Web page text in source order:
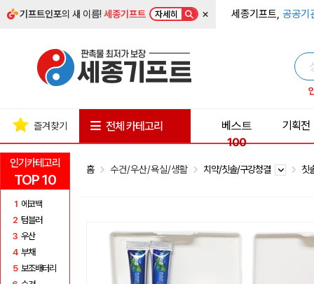
기프트인포의 새 이름!세종기프트 자세히 × 세종기프트, 공공기
인기카테고리
TOP 10
1 에코백
2 텀블러
3 우산
4 부채
5 보조배터리
즐겨찾기 전체 카테고리
베스트
100
기획전
홈 수건/우산/욕실/생활 치약/칫솔/구강청결 칫